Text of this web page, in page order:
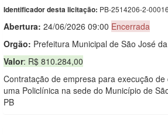
Identificador desta licitação: PB-2514206-2-
Abertura: 24/06/2026 09:00 Encerrada
Orgão: Prefeitura Municipal de São José
Valor: R$ 810.284,00
Contratação de empresa para execução
uma Policlínica na sede do Município de
PB